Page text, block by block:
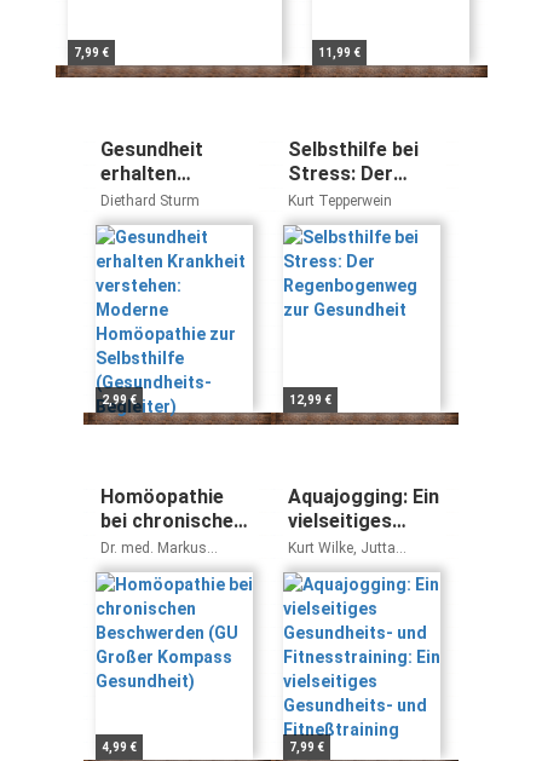
7,99 € 11,99 €
Gesundheit
erhalten
Krankheit
verstehen:
Moderne
Homöopathie
zur Selbsthilfe
(Gesundheits-
Begleiter)
Diethard Sturm
2,99 €
Selbsthilfe bei
Stress: Der
Regenbogenweg
zur Gesundheit
Kurt Tepperwein
12,99 €
Homöopathie
bei chronischen
Beschwerden
(GU Großer
Kompass
Gesundheit)
Dr. med. Markus
Wiesenauer
4,99 €
Aquajogging: Ein
vielseitiges
Gesundheits-
und
Fitnesstraining:
Ein vielseitiges
Gesundheits-
und
Fitneßtraining
Kurt Wilke, Jutta
Fessler, Nicola Hoeft-
Blex
7,99 €